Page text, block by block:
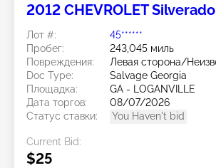
2012 CHEVROLET
Лот #:
45******
Пробег:
243,045 миль
Повреждения:
Левая сторона/
Doc Type:
Salvage Georgia
Площадка:
GA - LOGANVILLE
Дата торгов:
08/07/2026
Статус ставки:
You Haven't bid
Current Bid:
$25